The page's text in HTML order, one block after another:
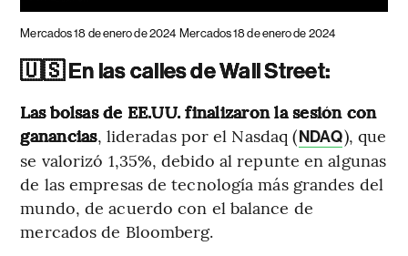
Mercados 18 de enero de 2024 Mercados 18 de enero de 2024
🇺🇸 En las calles de Wall Street:
Las bolsas de EE.UU. finalizaron la sesión con
ganancias, lideradas por el Nasdaq (NDAQ), que
se valorizó 1,35%, debido al repunte en algunas
de las empresas de tecnología más grandes del
mundo, de acuerdo con el balance de
mercados de Bloomberg.